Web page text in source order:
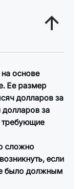
основе
Ее размер
долларов за
долларов за
требующие
сложно
если
было должным